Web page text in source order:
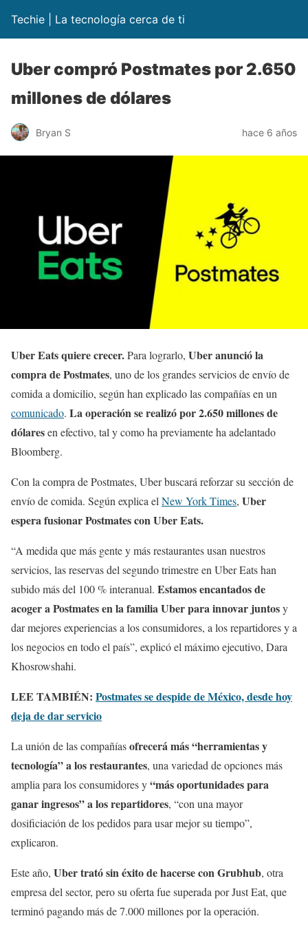
Techie | La tecnología cerca de ti
Uber compró Postmates por 2.650
millones de dólares
Bryan S hace 6 años
Uber Eats quiere crecer.Para lograrlo, Uber anunció la
compra de Postmates, uno de los grandes servicios de envío de
comida a domicilio, según han explicado las compañías en un
comunicado. La operación se realizó por 2.650 millones de
dólaresen efectivo, tal y como ha previamente ha adelantado
Bloomberg.
Con la compra de Postmates, Uber buscará reforzar su sección de
envío de comida. Según explica el New York Times, Uber
espera fusionar Postmates con Uber Eats.
“A medida que más gente y más restaurantes usan nuestros
servicios, las reservas del segundo trimestre en Uber Eats han
subido más del 100 % interanual. Estamos encantados de
acoger a Postmates en la familia Uber para innovar juntosy
dar mejores experiencias a los consumidores, a los repartidores y a
los negocios en todo el país”, explicó el máximo ejecutivo, Dara
Khosrowshahi.
LEE TAMBIÉN: Postmates se despide de México, desde hoy
deja de dar servicio
La unión de las compañíasofrecerá más “herramientas y
tecnología” a los restaurantes, una variedad de opciones más
amplia para los consumidores y“más oportunidades para
ganar ingresos” a los repartidores, “con una mayor
dosificiación de los pedidos para usar mejor su tiempo”,
explicaron.
Este año, Uber trató sin éxito de hacerse con Grubhub, otra
empresa del sector, pero su oferta fue superada por Just Eat, que
terminó pagando más de 7.000 millones por la operación.